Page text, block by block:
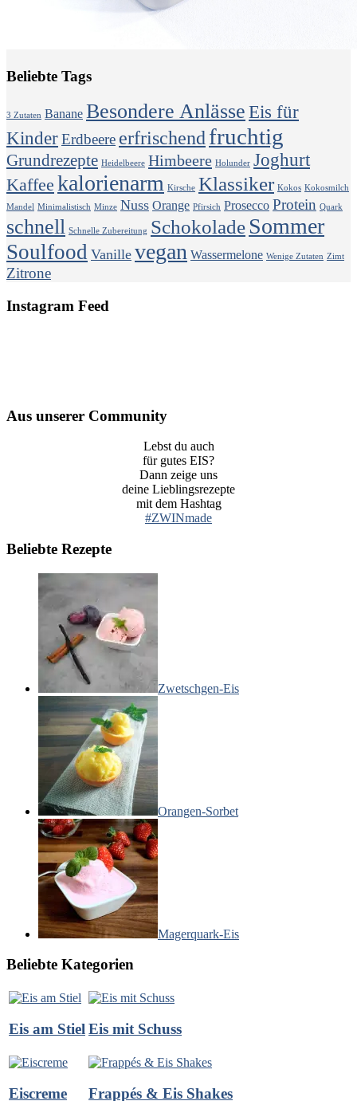
Beliebte Tags
3 Zutaten Banane Besondere Anlässe Eis für
KinderErdbeere erfrischendfruchtig
Grundrezepte Heidelbeere Himbeere Holunder Joghurt
Kaffee kalorienarm Kirsche Klassiker Kokos Kokosmilch
Mandel Minimalistisch Minze Nuss Orange Pfirsich Prosecco Protein Quark
schnell Schnelle Zubereitung Schokolade Sommer
Soulfood Vanille vegan Wassermelone Wenige Zutaten Zimt
Zitrone
Instagram Feed
Aus unserer Community
Lebst du auch
für gutes EIS?
Dann zeige uns
deine Lieblingsrezepte
mit dem Hashtag
#ZWINmade
Beliebte Rezepte
Zwetschgen-Eis
Orangen-Sorbet
Magerquark-Eis
Beliebte Kategorien
Eis am Stiel Eis mit Schuss
Eiscreme Frappés & Eis Shakes